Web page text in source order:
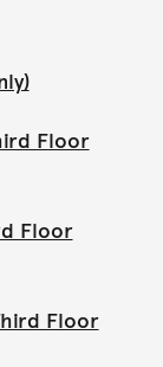
Floor
Floor
Floor